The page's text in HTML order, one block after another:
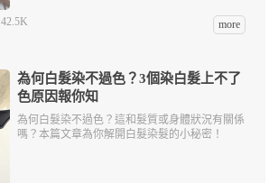
42.5K more
為何白髮染不過色？3個染白髮上不了
色原因報你知
為何白髮染不過色？這和髮質或身體狀況有關係
嗎？本篇文章為你解開白髮染髮的小秘密！